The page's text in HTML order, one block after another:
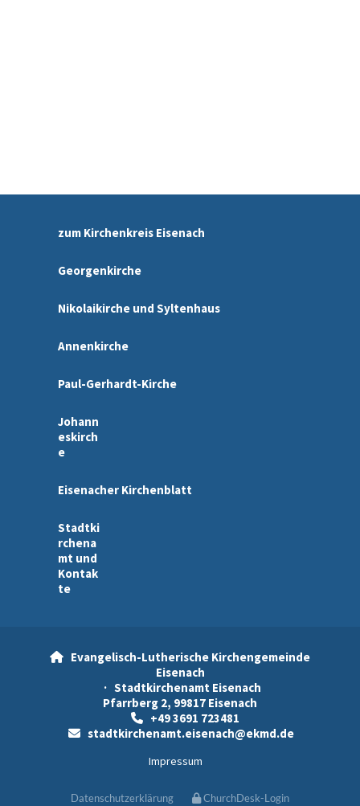
zum Kirchenkreis Eisenach
Georgenkirche
Nikolaikirche und Syltenhaus
Annenkirche
Paul-Gerhardt-Kirche
Johann
eskirch
e
Eisenacher Kirchenblatt
Stadtki
rchena
mt und
Kontak
te

Evangelisch-Lutherische Kirchengemeinde
Eisenach
· Stadtkirchenamt Eisenach
Pfarrberg 2, 99817 Eisenach
+49 3691 723481
 stadtkirchenamt.eisenach@ekmd.de
Impressum
Datenschutzerklärung ChurchDesk-Login